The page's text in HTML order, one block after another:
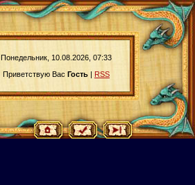
Понедельник, 10.08.2026, 07:33
Приветствую Вас Гость | RSS